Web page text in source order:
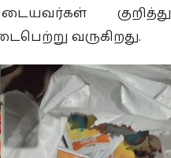
குறித்து
வருகிறது.